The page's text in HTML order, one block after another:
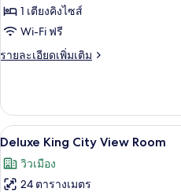
Deluxe
King
Room
1 เตียงคิงไซส์
Wi-Fi ฟรี
รายละเอียดเพิ่มเติม
ราย
เกี่ยว
กับ
Deluxe
Room
เปิด
ภาพถ่าย
ทั้งหมด
6
Deluxe King City View Room
วิวเมือง
24 ตารางเมตร